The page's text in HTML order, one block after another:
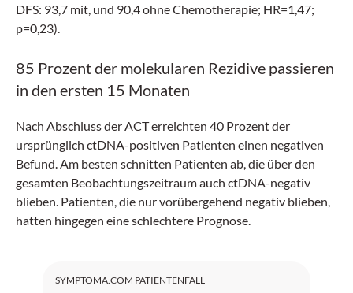
DFS: 93,7 mit, und 90,4 ohne Chemotherapie; HR=1,47;
p=0,23).
85 Prozent der molekularen Rezidive passieren
in den ersten 15 Monaten
Nach Abschluss der ACT erreichten 40 Prozent der
ursprünglich ctDNA-positiven Patienten einen negativen
Befund. Am besten schnitten Patienten ab, die über den
gesamten Beobachtungszeitraum auch ctDNA-negativ
blieben. Patienten, die nur vorübergehend negativ blieben,
hatten hingegen eine schlechtere Prognose.
SYMPTOMA.COM PATIENTENFALL